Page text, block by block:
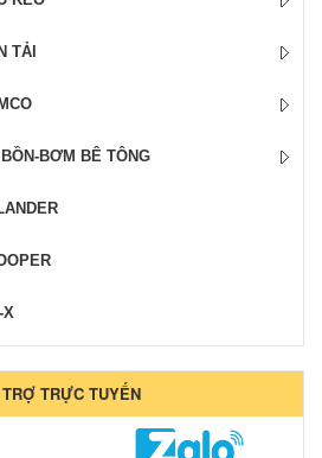
TẢI
BƠM BÊ TÔNG
X
TRỰC TUYẾN